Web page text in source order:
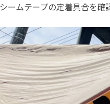
シームテープの定着具合を